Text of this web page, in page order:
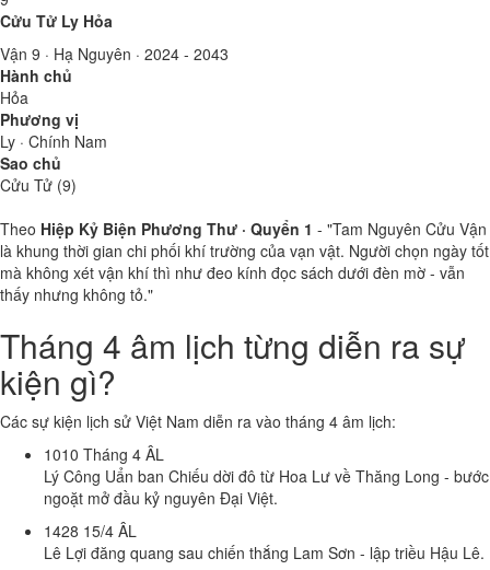
Cửu Tử Ly Hỏa
Vận 9 · Hạ Nguyên · 2024 - 2043
Hành chủ
Hỏa
Phương vị
Ly · Chính Nam
Sao chủ
Cửu Tử (9)
Theo Hiệp Kỷ Biện Phương Thư · Quyển 1 - "Tam Nguyên Cửu Vận
là khung thời gian chi phối khí trường của vạn vật. Người chọn ngày tốt
mà không xét vận khí thì như đeo kính đọc sách dưới đèn mờ - vẫn
thấy nhưng không tỏ."
Tháng 4 âm lịch từng diễn ra sự
kiện gì?
Các sự kiện lịch sử Việt Nam diễn ra vào tháng 4 âm lịch:
1010 Tháng 4 ÂL
Lý Công Uẩn ban Chiếu dời đô từ Hoa Lư về Thăng Long - bước
ngoặt mở đầu kỷ nguyên Đại Việt.
1428 15/4 ÂL
Lê Lợi đăng quang sau chiến thắng Lam Sơn - lập triều Hậu Lê.